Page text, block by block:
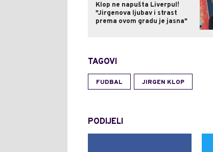
Klop ne napušta Liverpul!
"Jirgenova ljubav i strast
prema ovom gradu je jasna"
TAGOVI
FUDBAL JIRGEN KLOP
PODIJELI